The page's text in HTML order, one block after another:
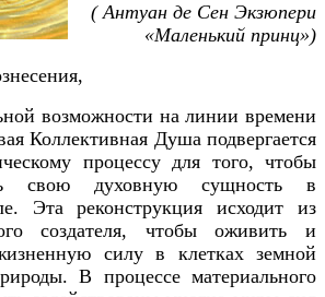
( Антуан де Сен Экзюпери
«Маленький принц»)
возможности на линии времени
Коллективная Душа подвергается
процессу для того, чтобы
свою духовную сущность в
Эта реконструкция исходит из
создателя, чтобы оживить и
силу в клетках земной
В процессе материального